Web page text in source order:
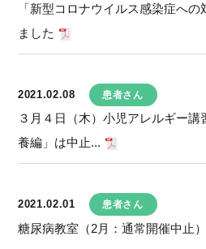
「新型コロナウイルス感染症へ
ました
2021.02.08 患者さん
３月４日（木）小児アレルギー
養編」は中止...
2021.02.01 患者さん
糖尿病教室（2月：通常開催中止